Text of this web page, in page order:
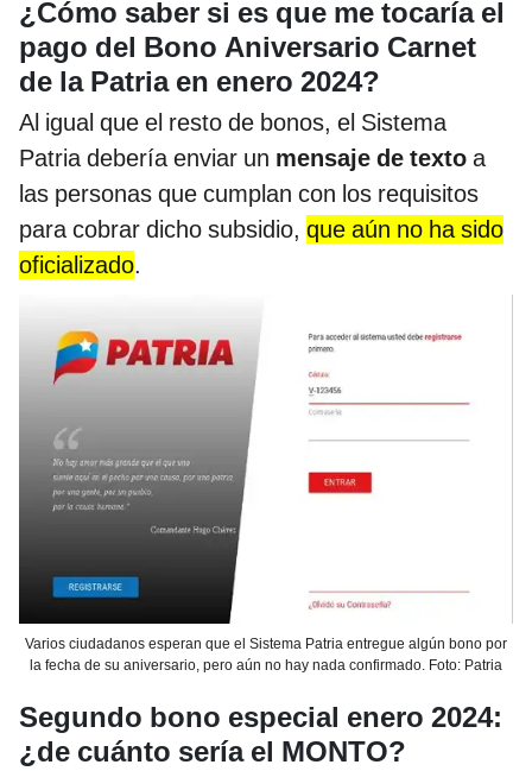
¿Cómo saber si es que me tocaría el
pago del Bono Aniversario Carnet
de la Patria en enero 2024?
Al igual que el resto de bonos, el Sistema
Patria debería enviar un mensaje de texto a
las personas que cumplan con los requisitos
para cobrar dicho subsidio, que aún no ha sido
oficializado.
Varios ciudadanos esperan que el Sistema Patria entregue algún bono por
la fecha de su aniversario, pero aún no hay nada confirmado. Foto: Patria
Segundo bono especial enero 2024:
¿de cuánto sería el MONTO?